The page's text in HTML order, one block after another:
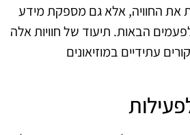
את החוויה, אלא גם מספקת מידע
הבאות. תיעוד של חוויות אלה
עתידיים במוזיאונים